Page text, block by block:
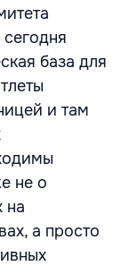
база для
и там
не о
на
а просто